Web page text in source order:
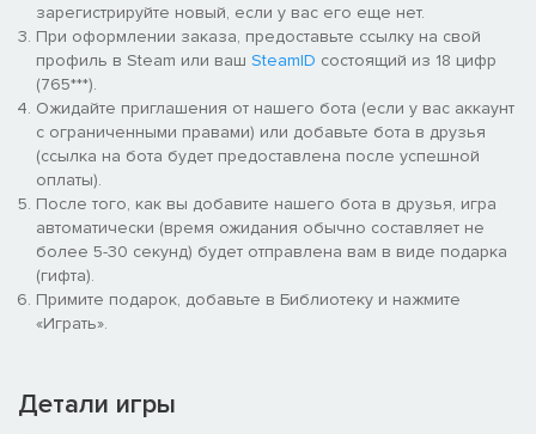
зарегистрируйте новый, если у вас его еще нет.
При оформлении заказа, предоставьте ссылку на свой
профиль в Steam или ваш SteamID состоящий из 18 цифр
(765***).
Ожидайте приглашения от нашего бота (если у вас аккаунт
с ограниченными правами) или добавьте бота в друзья
(ссылка на бота будет предоставлена после успешной
оплаты).
После того, как вы добавите нашего бота в друзья, игра
автоматически (время ожидания обычно составляет не
более 5-30 секунд) будет отправлена вам в виде подарка
(гифта).
Примите подарок, добавьте в Библиотеку и нажмите
«Играть».
Детали игры